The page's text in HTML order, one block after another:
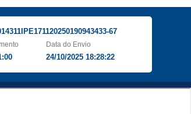
67
Data do Envio
24/10/2025 18:28:22